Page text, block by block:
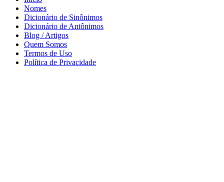
Nomes
Dicionário de Sinônimos
Dicionário de Antônimos
Blog / Artigos
Quem Somos
Termos de Uso
Política de Privacidade